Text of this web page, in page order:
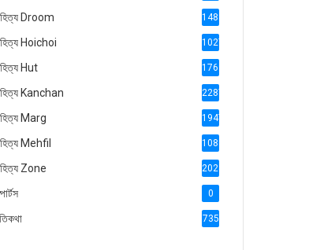
Droom 1488
Hoichoi 1027
Hut 1769
Kanchan 2287
Marg 1947
Mehfil 1088
Zone 2028
0
735